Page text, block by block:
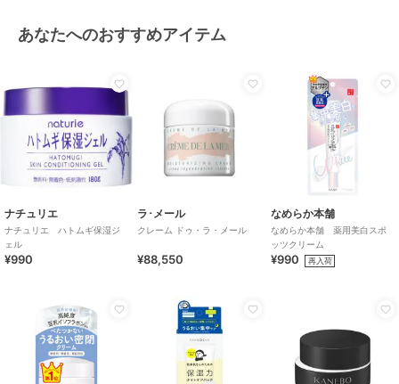
あなたへのおすすめアイテム
ナチュリエ
ナチュリエ ハトムギ保湿ジ
ェル
¥990
ラ･メール
クレーム ドゥ・ラ・メール
¥88,550
なめらか本舗
なめらか本舗 薬用美白スポ
ッツクリーム
¥990 再入荷